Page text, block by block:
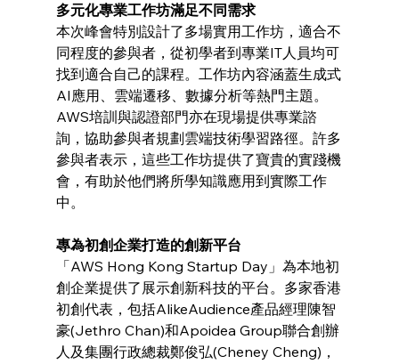
多元化專業工作坊滿足不同需求
本次峰會特別設計了多場實用工作坊，適合不
同程度的參與者，從初學者到專業IT人員均可
找到適合自己的課程。工作坊內容涵蓋生成式
AI應用、雲端遷移、數據分析等熱門主題。
AWS培訓與認證部門亦在現場提供專業諮
詢，協助參與者規劃雲端技術學習路徑。許多
參與者表示，這些工作坊提供了寶貴的實踐機
會，有助於他們將所學知識應用到實際工作
中。
專為初創企業打造的創新平台
「AWS Hong Kong Startup Day」為本地初
創企業提供了展示創新科技的平台。多家香港
初創代表，包括AlikeAudience產品經理陳智
豪(Jethro Chan)和Apoidea Group聯合創辦
人及集團行政總裁鄭俊弘(Cheney Cheng)，